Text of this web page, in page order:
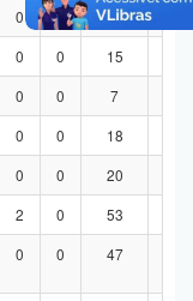
0 0 12
0 0 15
0 0 7
0 0 18
0 0 20
2 0 53
0 0 47